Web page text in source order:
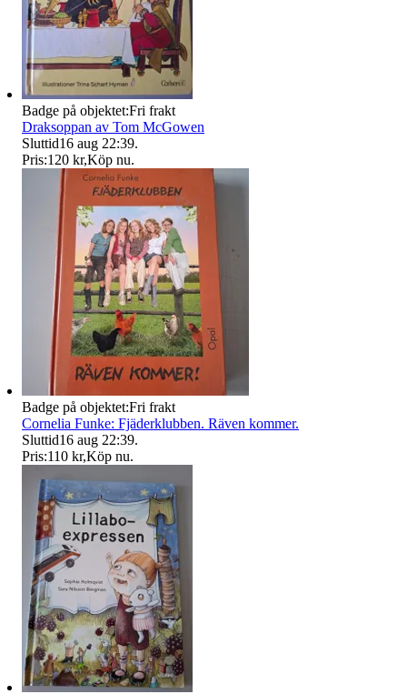
Badge på objektet:Fri frakt
Draksoppan av Tom McGowen
Sluttid16 aug 22:39.
Pris:120 kr,Köp nu.
Badge på objektet:Fri frakt
Cornelia Funke: Fjäderklubben. Räven kommer.
Sluttid16 aug 22:39.
Pris:110 kr,Köp nu.